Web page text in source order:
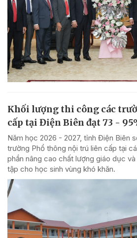
Khối lượng thi công các
cấp tại Điện Biên đạt 73 -
Năm học 2026 - 2027, tỉnh Điện Biên
trường Phổ thông nội trú liên cấp tại
phần nâng cao chất lượng giáo dục
tập cho học sinh vùng khó khăn.